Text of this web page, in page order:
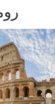
3.